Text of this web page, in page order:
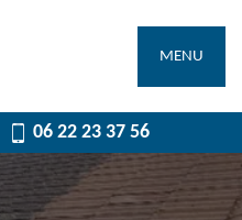
MENU
06 22 23 37 56